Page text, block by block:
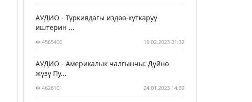
АУДИО - Түркиядагы издөө-куткаруу
иштерин ...
4565400 19.02.2023 21:32
АУДИО - Америкалык чалгынчы: Дүйнө
жүзү Пу...
4626101 24.01.2023 14:39